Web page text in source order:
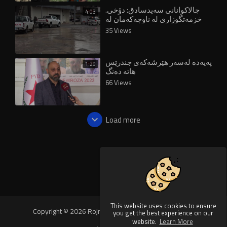
This website uses cookies to ensure
you get the best experience on our
website. Learn More
4:03 .⁣چالاکوانانى سەیدسادق: دۆخى
خزمەتگوزارى لە ناوچەکەمان لە
ئاستێکى خراپدایە
35 Views
1:29 پەیەدە لەسەر هێرشەکەی جندرێس
هاتە دەنگ
66 Views
Load more
Copyright © 2026 Rojnews Video. All rights reserved.